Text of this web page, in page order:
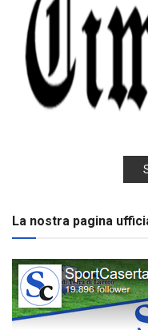
La nostra pagina